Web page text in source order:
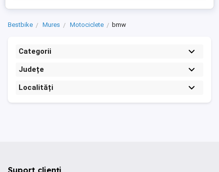
Bestbike Mures Motociclete bmw
Categorii
Județe
Localități
Suport clienți